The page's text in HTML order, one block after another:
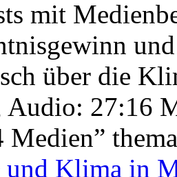
mit
über die
Audio: 27:16
Medien”
und Klima in